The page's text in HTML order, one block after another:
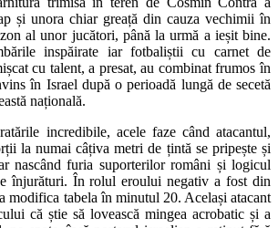
și unora chiar greață din cauza vechimii în
al unor jucători, până la urmă a ieșit bine.
inspăirate iar fotbaliștii cu carnet de
cu talent, a presat, au combinat frumos în
în Israel după o perioadă lungă de secetă
națională.
incredibile, acele faze când atacantul,
la numai câțiva metri de țintă se pripește și
nascând furia suporterilor români și logicul
înjurături. În rolul eroului negativ a fost din
modifica tabela în minutul 20. Același atacant
că știe să lovească mingea acrobatic și a